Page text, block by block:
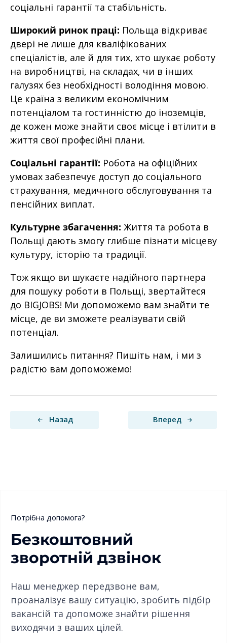
соціальні гарантії та стабільність.
Широкий ринок праці: Польща відкриває
двері не лише для кваліфікованих
спеціалістів, але й для тих, хто шукає роботу
на виробництві, на складах, чи в інших
галузях без необхідності володіння мовою.
Це країна з великим економічним
потенціалом та гостинністю до іноземців,
де кожен може знайти своє місце і втілити в
життя свої професійні плани.
Соціальні гарантії: Робота на офіційних
умовах забезпечує доступ до соціального
страхування, медичного обслуговування та
пенсійних виплат.
Культурне збагачення: Життя та робота в
Польщі дають змогу глибше пізнати місцеву
культуру, історію та традиції.
Тож якщо ви шукаєте надійного партнера
для пошуку роботи в Польщі, звертайтеся
до BIGJOBS! Ми допоможемо вам знайти те
місце, де ви зможете реалізувати свій
потенціал.
Залишились питання? Пишіть нам, і ми з
радістю вам допоможемо!
Назад Вперед
Потрібна допомога?
Безкоштовний
зворотній дзвінок
Наш менеджер передзвоне вам,
проаналізує вашу ситуацію, зробить підбір
вакансій та допоможе знайти рішення
виходячи з ваших цілей.